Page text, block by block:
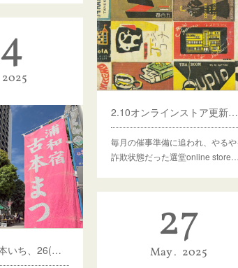
2.10オンラインストア更新のお知らせ
毎月の催事準備に追われ、やるや
詐欺状態だった選堂online store…
2025
6月の浦和宿古本いち、26(木)～開催予定 27
May 2025